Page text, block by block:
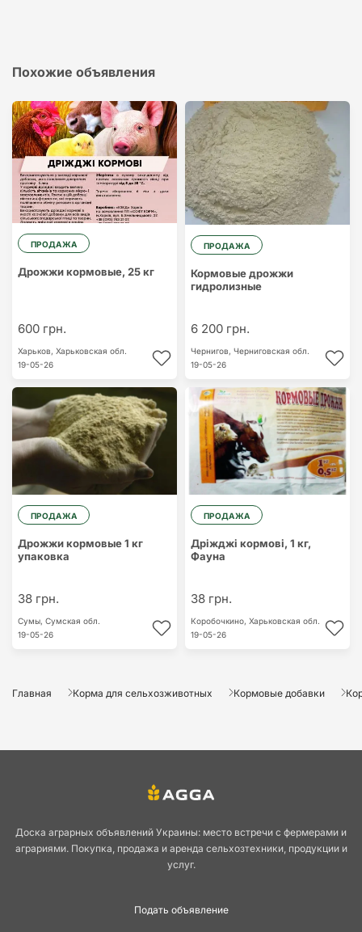
Похожие объявления
ПРОДАЖА
Дрожжи кормовые, 25 кг
600 грн.
Харьков, Харьковская обл.
19-05-26
ПРОДАЖА
Кормовые дрожжи
гидролизные
6 200 грн.
Чернигов, Черниговская обл.
19-05-26
ПРОДАЖА
Дрожжи кормовые 1 кг
упаковка
38 грн.
Сумы, Сумская обл.
19-05-26
ПРОДАЖА
Дріжджі кормові, 1 кг,
Фауна
38 грн.
Коробочкино, Харьковская обл.
19-05-26
Главная Корма для сельхозживотных Кормовые добавки
Доска аграрных объявлений Украины: место встречи с фермерами и
аграриями. Покупка, продажа и аренда сельхозтехники, продукции и
услуг.
Подать объявление